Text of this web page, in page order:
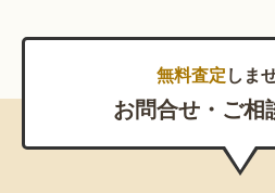
無料査定しま
お問合せ・ご相